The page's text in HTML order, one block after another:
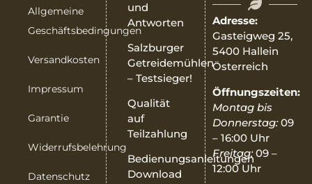
Allgemeine
Geschäftsbedingungen
Versandkosten
Impressum
Garantie
Widerrufsbelehrung
Datenschutz
und
Antworten
Salzburger
Getreidemühlen
– Testsieger!
Qualität
auf
Teilzahlung
Bedienungsanleitungen
Download
Adresse:
Gasteigweg 25,
5400 Hallein
Österreich
Öffnungszeiten:
Montag bis
Donnerstag:09
– 16:00 Uhr
Freitag:09 –
12:00 Uhr